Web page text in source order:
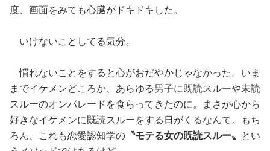
度、画面をみても心臓がドキドキした。
いけないことしてる気分。
慣れないことをすると心がおだやかじゃなかった。いま
までイケメンどころか、あらゆる男子に既読スルーや未読
スルーのオンパレードを食らってきたのに。まさか心から
好きなイケメンに既読スルーをする日がくるなんて。もち
ろん、これも恋愛認知学の 〝モテる女の既読スルー〟
とい